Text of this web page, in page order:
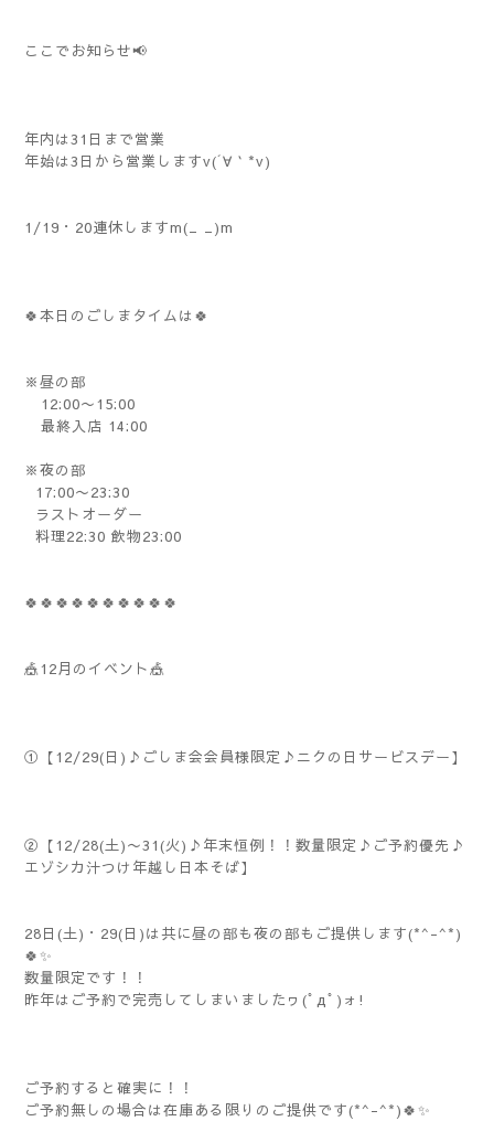
ここでお知らせ📢
年内は31日まで営業
年始は3日から営業しますv(´∀｀*v)
1/19・20連休しますm(_ _)m
🍀本日のごしまタイムは🍀
※昼の部
12:00〜15:00
最終入店 14:00
※夜の部
17:00〜23:30
ラストオーダー
料理22:30 飲物23:00
🍀🍀🍀🍀🍀🍀🍀🍀🍀🍀
🎪12月のイベント🎪
①【12/29(日)♪ごしま会会員様限定♪ニクの日サービスデー】
②【12/28(土)〜31(火)♪年末恒例！！数量限定♪ご予約優先♪
エゾシカ汁つけ年越し日本そば】
28日(土)・29(日)は共に昼の部も夜の部もご提供します(*^-^*)
🍀✨
数量限定です！！
昨年はご予約で完売してしまいましたヮ(ﾟдﾟ)ォ!
ご予約すると確実に！！
ご予約無しの場合は在庫ある限りのご提供です(*^-^*)🍀✨